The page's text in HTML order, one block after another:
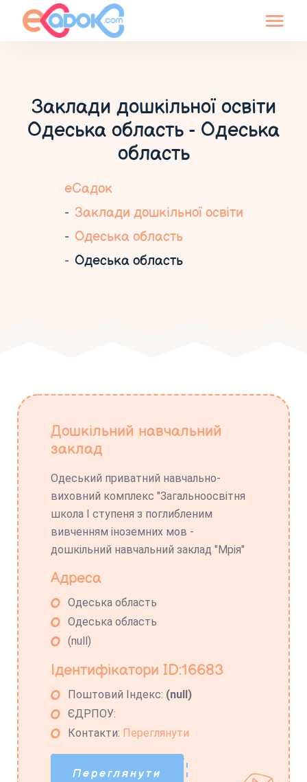
Заклади дошкільної освіти
Одеська область - Одеська
область
еСадок
Заклади дошкільної освіти
Одеська область
Одеська область
Дошкільний навчальний
заклад
Одеський приватний навчально-
виховний комплекс "Загальноосвітня
школа І ступеня з поглибленим
вивченням іноземних мов -
дошкільний навчальний заклад "Мрія"
Адреса
Одеська область
Одеська область
(null)
Ідентифікатори ID:16683
Поштовий Індекс: (null)
ЄДРПОУ:
Контакти: Переглянути
Переглянути